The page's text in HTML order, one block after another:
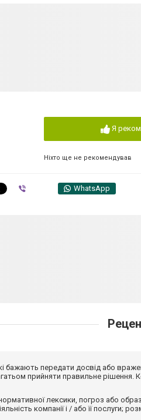
Я
Ніхто ще не рекомендував
WhatsApp
бажають передати досвід або
прийняти правильне рішення.
лексики, погроз або
компанії і / або її послуги;